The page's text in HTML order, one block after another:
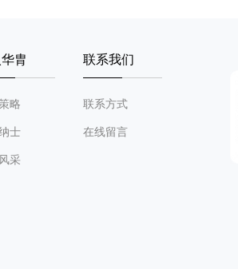
胄
略
士
采
联系我们
联系方式
在线留言